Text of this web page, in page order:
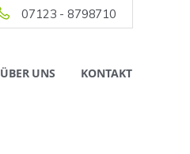
07123 - 8798710
ÜBER UNS KONTAKT